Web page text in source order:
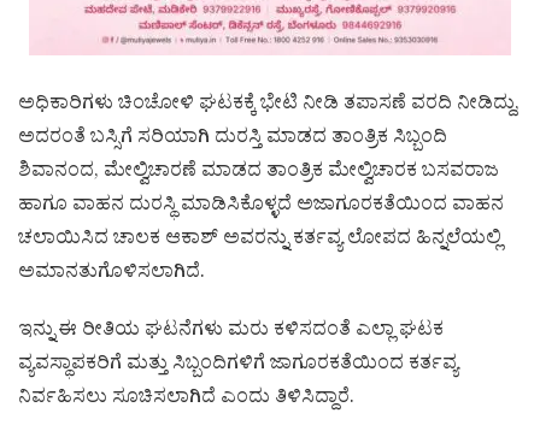
ಅಧಿಕಾರಿಗಳು ಚಿಂಚೋಳಿ ಘಟಕಕ್ಕೆ ಭೇಟಿ ನೀಡಿ ತಪಾಸಣೆ ವರದಿ ನೀಡಿದ್ದು,
ಅದರಂತೆ ಬಸ್ಸಿಗೆ ಸರಿಯಾಗಿ ದುರಸ್ತಿ ಮಾಡದ ತಾಂತ್ರಿಕ ಸಿಬ್ಬಂದಿ
ಶಿವಾನಂದ, ಮೇಲ್ವಿಚಾರಣೆ ಮಾಡದ ತಾಂತ್ರಿಕ ಮೇಲ್ವಿಚಾರಕ ಬಸವರಾಜ
ಹಾಗೂ ವಾಹನ ದುರಸ್ಥಿ ಮಾಡಿಸಿಕೊಳ್ಳದೆ ಅಜಾಗೂರಕತೆಯಿಂದ ವಾಹನ
ಚಲಾಯಿಸಿದ ಚಾಲಕ ಆಕಾಶ್ ಅವರನ್ನು ಕರ್ತವ್ಯ ಲೋಪದ ಹಿನ್ನಲೆಯಲ್ಲಿ
ಅಮಾನತುಗೊಳಿಸಲಾಗಿದೆ.
ಇನ್ನು ಈ ರೀತಿಯ ಘಟನೆಗಳು ಮರು ಕಳಿಸದಂತೆ ಎಲ್ಲಾ ಘಟಕ
ವ್ಯವಸ್ಥಾಪಕರಿಗೆ ಮತ್ತು ಸಿಬ್ಬಂದಿಗಳಿಗೆ ಜಾಗೂರಕತೆಯಿಂದ ಕರ್ತವ್ಯ
ನಿರ್ವಹಿಸಲು ಸೂಚಿಸಲಾಗಿದೆ ಎಂದು‌ ತಿಳಿಸಿದ್ದಾರೆ.